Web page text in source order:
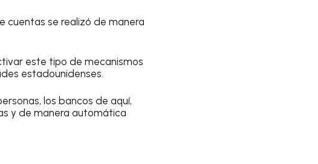
cuentas se realizó de manera
este tipo de mecanismos
estadounidenses.
los bancos de aquí,
y de manera automática